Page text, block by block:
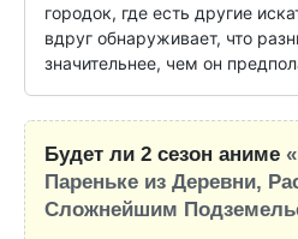
городок, где есть другие
вдруг обнаруживает, что
значительнее, чем он
Будет ли 2 сезон аниме
Пареньке из Деревни,
Сложнейшим